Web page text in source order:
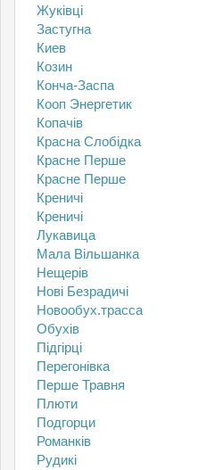
Жуківці
Застугна
Киев
Козин
Конча-Заспа
Кооп Энергетик
Копачів
Красна Слобідка
Красне Перше
Красне Перше
Креничі
Креничі
Лукавица
Мала Вільшанка
Нещерів
Нові Безрадичі
Новообух.трасса
Обухів
Підгірці
Перегонівка
Перше Травня
Плюти
Подгорци
Романків
Рудикі